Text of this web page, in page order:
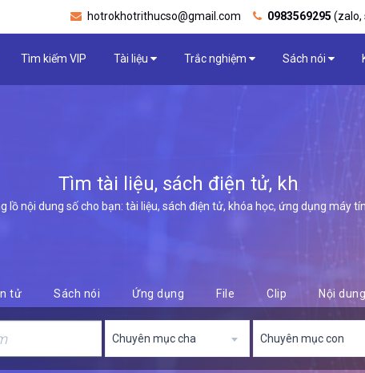
hotrokhotrithucso@gmail.com 0983569295 (zalo,
Tìm kiếm VIP Tài liệu Trắc nghiệm Sách nói
Tìm tài liệu, sách điện tử, khóa học
lồ nội dung số cho bạn: tài liệu, sách điện tử, khóa học, ứng dụng máy
tử Sách nói Ứng dụng File Clip Nội dung
Chuyên mục cha Chuyên mục con